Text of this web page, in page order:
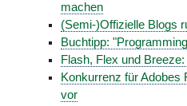
machen
(Semi-)Offizielle Blogs
Buchtipp:
Flash, Flex und
Konkurrenz für Adobes
vor